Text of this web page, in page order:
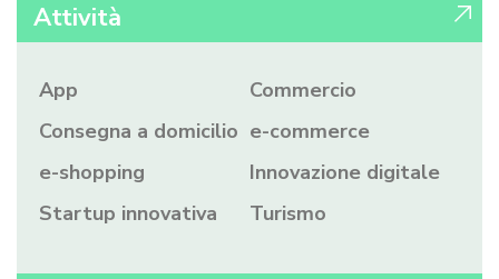
Attività
App
Commercio
Consegna a domicilio e-commerce
e-shopping
Innovazione digitale
Startup innovativa
Turismo